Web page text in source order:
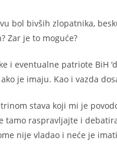
bol bivših zlopatnika,
Zar je to moguće?
i eventualne patriote BiH
je imaju. Kao i vazda
stava koji mi je
tamo raspravljajte i
nije vladao i neće je